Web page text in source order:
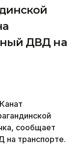
ДВД на
сообщает
на транспорте.